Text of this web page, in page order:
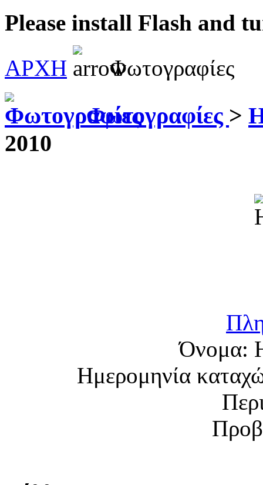
Please install Flash and
ΑΡΧΗ
Φωτογραφίες
Φωτογραφίες >
2010
Όνομα:
Ημερομηνία